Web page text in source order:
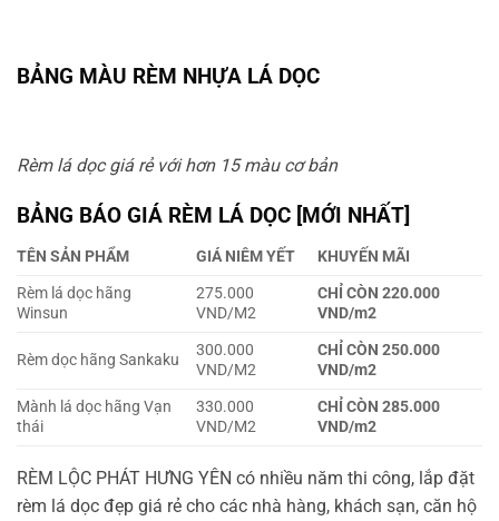
BẢNG MÀU RÈM NHỰA LÁ DỌC
Rèm lá dọc giá rẻ với hơn 15 màu cơ bản
BẢNG BÁO GIÁ RÈM LÁ DỌC [MỚI NHẤT]
TÊN SẢN PHẨM GIÁ NIÊM YẾT
KHUYẾN MÃI
Rèm lá dọc hãng
Winsun
275.000
VND/M2
CHỈ CÒN 220.000
VND/m2
Rèm dọc hãng Sankaku
300.000
VND/M2
CHỈ CÒN 250.000
VND/m2
Mành lá dọc hãng Vạn
thái
330.000
VND/M2
CHỈ CÒN 285.000
VND/m2
RÈM LỘC PHÁT HƯNG YÊN có nhiều năm thi công, lắp đặt
rèm lá dọc đẹp giá rẻ cho các nhà hàng, khách sạn, căn hộ